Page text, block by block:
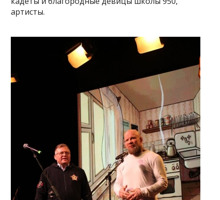
артисты.